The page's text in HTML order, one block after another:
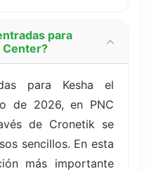
para
Center?
para Kesha el
de 2026, en PNC
de Cronetik se
sencillos. En esta
más importante